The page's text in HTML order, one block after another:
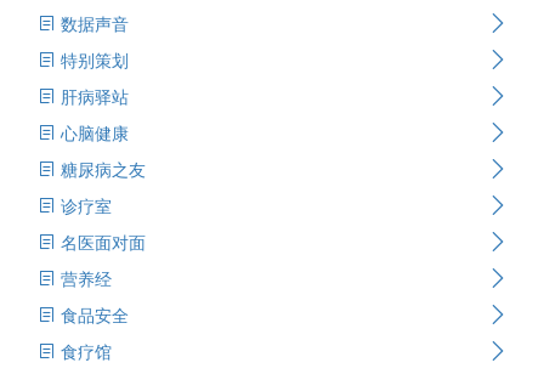
数据声音
特别策划
肝病驿站
心脑健康
糖尿病之友
诊疗室
名医面对面
营养经
食品安全
食疗馆